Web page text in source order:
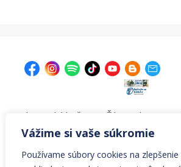
Vážime si vaše súkromie
Používame súbory cookies na
| Krajská knižnica v Žiline, Ul. A.
Žilina | kniznica@krajskakniznicazilina.sk
041/7233090 |